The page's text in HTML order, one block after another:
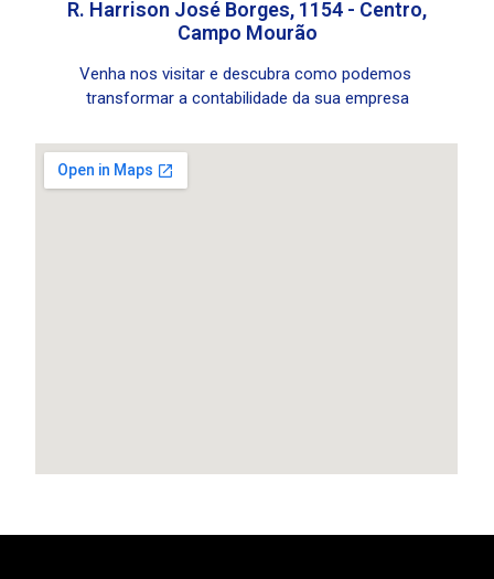
R. Harrison José Borges, 1154 - Centro,
Campo Mourão
Venha nos visitar e descubra como podemos
transformar a contabilidade da sua empresa